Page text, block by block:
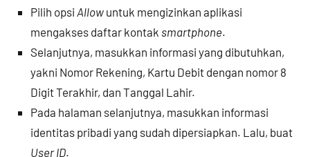
Pilih opsi Allow untuk mengizinkan aplikasi
mengakses daftar kontak smartphone.
Selanjutnya, masukkan informasi yang dibutuhkan,
yakni Nomor Rekening, Kartu Debit dengan nomor 8
Digit Terakhir, dan Tanggal Lahir.
Pada halaman selanjutnya, masukkan informasi
identitas pribadi yang sudah dipersiapkan. Lalu, buat
User ID.